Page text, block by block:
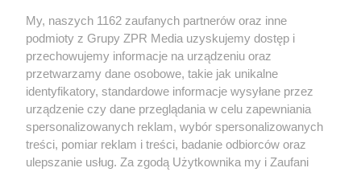
Żaden utwór zamieszczony w serwisie nie może być powielany i
rozpowszechniany lub dalej rozpowszechniany w jakikolwiek sposób (w
tym także elektroniczny lub mechaniczny) na jakimkolwiek polu
eksploatacji w jakiejkolwiek formie, włącznie z umieszczaniem w
Internecie bez pisemnej zgody właściciela praw. Jakiekolwiek użycie lub
wykorzystanie utworów w całości lub w części z naruszeniem prawa,
tzn. bez właściwej zgody, jest zabronione pod groźbą kary i może być
ścigane prawnie.
My, naszych 1162 zaufanych partnerów oraz inne
podmioty z Grupy ZPR Media uzyskujemy dostęp i
przechowujemy informacje na urządzeniu oraz
przetwarzamy dane osobowe, takie jak unikalne
identyfikatory, standardowe informacje wysyłane przez
urządzenie czy dane przeglądania w celu zapewniania
spersonalizowanych reklam, wybór spersonalizowanych
treści, pomiar reklam i treści, badanie odbiorców oraz
ulepszanie usług. Za zgodą Użytkownika my i Zaufani